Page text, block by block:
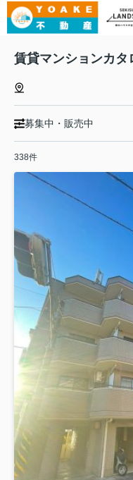
賃貸マンションカ
募集中・販売中
338件